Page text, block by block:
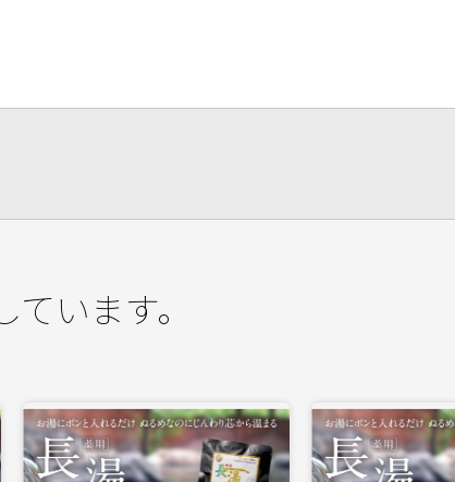
います。